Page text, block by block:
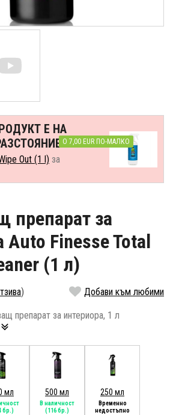
препарат за
Auto Finesse Total
(1 л)
) Добави към любими
препарат за интериора, 1 л
мл
бр.)
500 мл
В наличност
(116 бр.)
250 мл
Временно
недостъпно
Е НА
Out (1 l) за
О 7,00 EUR ПО-МАЛКО